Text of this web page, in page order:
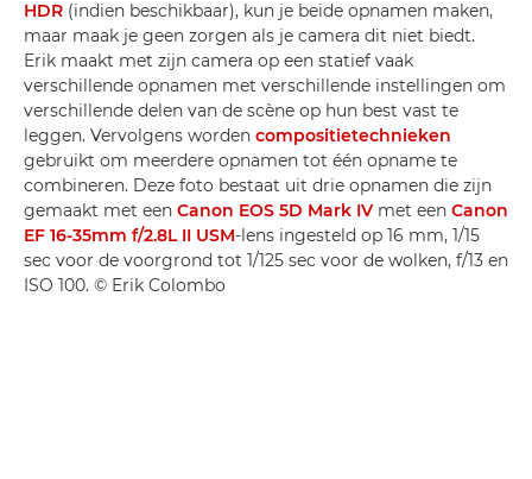
HDR (indien beschikbaar), kun je beide opnamen maken,
maar maak je geen zorgen als je camera dit niet biedt.
Erik maakt met zijn camera op een statief vaak
verschillende opnamen met verschillende instellingen om
verschillende delen van de scène op hun best vast te
leggen. Vervolgens worden compositietechnieken
gebruikt om meerdere opnamen tot één opname te
combineren. Deze foto bestaat uit drie opnamen die zijn
gemaakt met een Canon EOS 5D Mark IV met een Canon
EF 16-35mm f/2.8L II USM-lens ingesteld op 16 mm, 1/15
sec voor de voorgrond tot 1/125 sec voor de wolken, f/13 en
ISO 100. © Erik Colombo